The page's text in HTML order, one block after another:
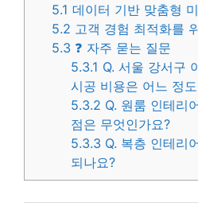
5.1 데이터 기반 맞춤형
5.2 고객 경험 최적화를
5.3 ❓ 자주 묻는 질문
5.3.1 Q. 서울 강서구
시공 비용은 어느 정
5.3.2 Q. 원룸 인테리
점은 무엇인가요?
5.3.3 Q. 복층 인테리
되나요?